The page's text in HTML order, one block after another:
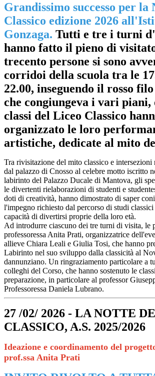
Grandissimo successo per la
Classico edizione 2026
Gonzaga. Tutti e tre i turni
hanno fatto il pieno di
trecento persone si sono
corridoi della scuola tra le
22.00, inseguendo il rosso
che congiungeva i vari piani,
classi del Liceo Classico
organizzato le loro
artistiche, dedicate al mito
Tra rivisitazione del mito classico e intersezioni
dal palazzo di Cnosso al celebre motto iscritto
labirinto del Palazzo Ducale di Mantova, gli
le divertenti rielaborazioni di studenti e
doti di creatività, hanno dimostrato di saper
l'impegno richiesto dal percorso di studi classici
capacità di divertirsi proprie della loro età.
Ad introdurre ciascuno dei tre turni di visita, le
professoressa Anita Prati, organizzatrice
allieve Chiara Leali e Giulia Tosi, che hanno
Labirinto nel suo sviluppo dalla classicità al
dannunziano. Un ringraziamento particolare a
colleghi del Corso, che hanno sostenuto le
preparazione, in particolare al professor
Professoressa Daniela Lubrano.
27 /02/ 2026 - LA NOTTE
CLASSICO, A.S. 2025/2026
Ideazione e coordinamento del
prof.ssa Anita Prati